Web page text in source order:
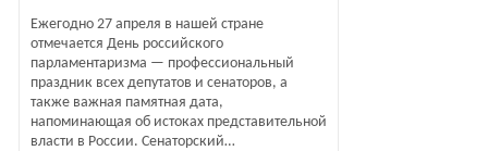
Ежегодно 27 апреля в нашей стране
отмечается День российского
парламентаризма — профессиональный
праздник всех депутатов и сенаторов, а
также важная памятная дата,
напоминающая об истоках представительной
власти в России. Сенаторский…